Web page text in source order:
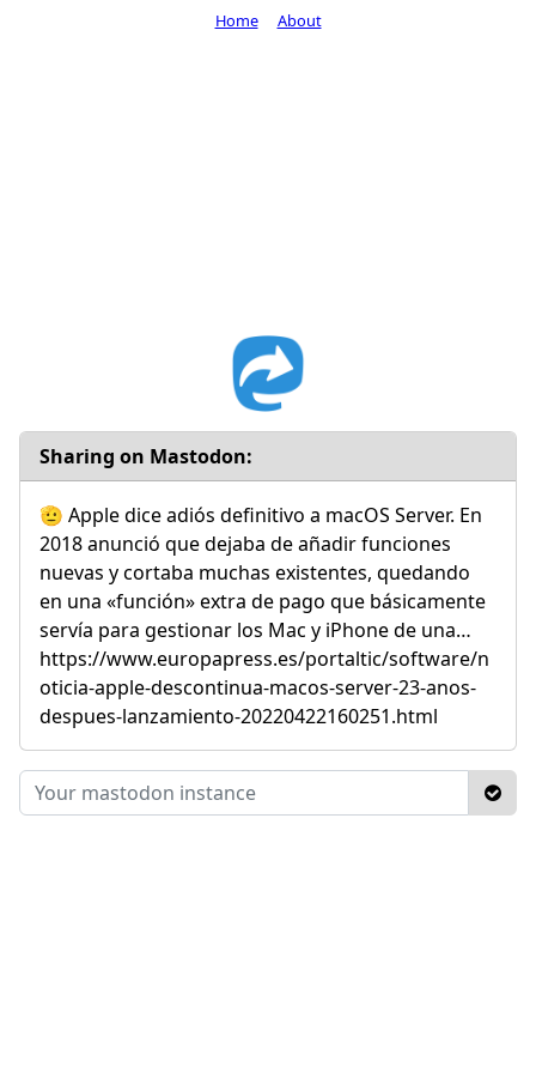
Sharing on Mastodon:
🫡 Apple dice adiós definitivo a macOS Server. En
2018 anunció que dejaba de añadir funciones
nuevas y cortaba muchas existentes, quedando
en una «función» extra de pago que básicamente
servía para gestionar los Mac y iPhone de una…
https://www.europapress.es/portaltic/software/n
oticia-apple-descontinua-macos-server-23-anos-
despues-lanzamiento-20220422160251.html
Home About